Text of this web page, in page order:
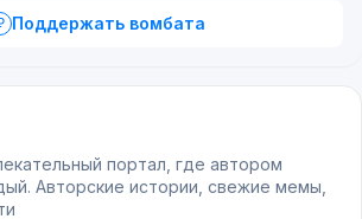
Поддержать вомбата
портал, где автором
Авторские истории, свежие мемы,